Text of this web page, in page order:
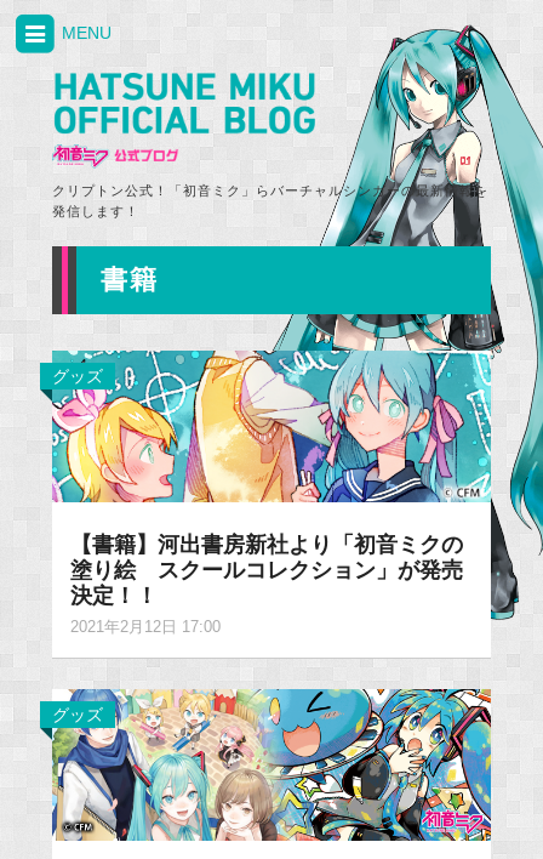
クリプトン公式！「初音ミク」らバーチャルシンガーの最新情報を
発信します！
MENU
書籍
グッズ
【書籍】河出書房新社より「初音ミクの
塗り絵 スクールコレクション」が発売
決定！！
2021年2月12日 17:00
グッズ